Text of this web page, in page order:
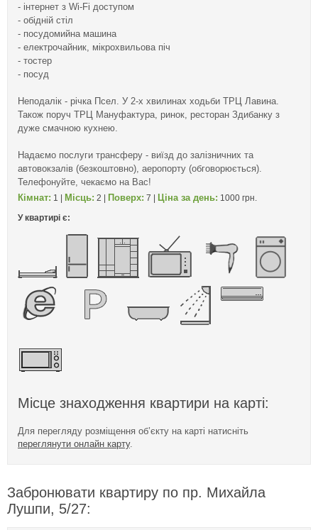
- інтернет з Wi-Fi доступом
- обідній стіл
- посудомийна машина
- електрочайник, мікрохвильова піч
- тостер
- посуд
Неподалік - річка Псел. У 2-х хвилинах ходьби ТРЦ Лавина.
Також поруч ТРЦ Мануфактура, ринок, ресторан Здибанку з
дуже смачною кухнею.
Надаємо послуги трансферу - виїзд до залізничних та
автовокзалів (безкоштовно), аеропорту (обговорюється).
Телефонуйте, чекаємо на Вас!
Кімнат: 1 | Місць: 2 | Поверх: 7 | Ціна за день: 1000 грн.
У квартирі є:
Місце знаходження квартири на карті:
Для перегляду розміщення об’єкту на карті натисніть
переглянути онлайн карту.
Забронювати квартиру по пр. Михайла
Лушпи, 5/27: